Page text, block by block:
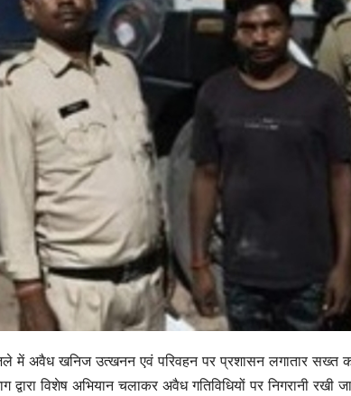
में अवैध खनिज उत्खनन एवं परिवहन पर प्रशासन लगातार सख्त
द्वारा विशेष अभियान चलाकर अवैध गतिविधियों पर निगरानी